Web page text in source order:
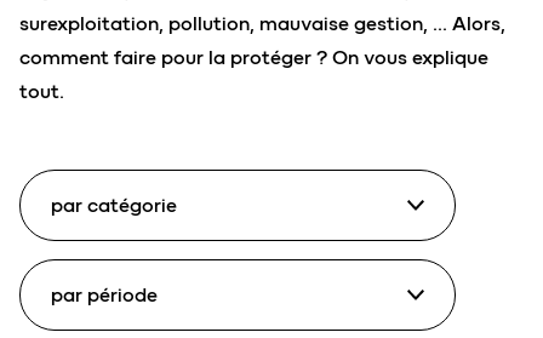
surexploitation, pollution, mauvaise gestion, … Alors,
comment faire pour la protéger ? On vous explique
tout.